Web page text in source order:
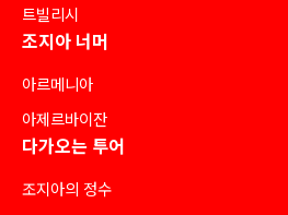
트빌리시
조지아 너머
아르메니아
아제르바이잔
다가오는 투어
조지아의 정수